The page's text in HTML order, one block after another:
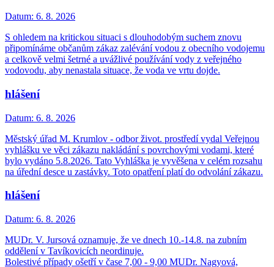
Datum: 6. 8. 2026
S ohledem na kritickou situaci s dlouhodobým suchem znovu
připomínáme občanům zákaz zalévání vodou z obecního vodojemu
a celkově velmi šetrné a uvážlivé používání vody z veřejného
vodovodu, aby nenastala situace, že voda ve vrtu dojde.
hlášení
Datum: 6. 8. 2026
Městský úřad M. Krumlov - odbor život. prostředí vydal Veřejnou
vyhlášku ve věci zákazu nakládání s povrchovými vodami, které
bylo vydáno 5.8.2026. Tato Vyhláška je vyvěšena v celém rozsahu
na úřední desce u zastávky. Toto opatření platí do odvolání zákazu.
hlášení
Datum: 6. 8. 2026
MUDr. V. Jursová oznamuje, že ve dnech 10.-14.8. na zubním
oddělení v Tavíkovicích neordinuje.
Bolestivé případy ošetří v čase 7,00 - 9,00 MUDr. Nagyová,